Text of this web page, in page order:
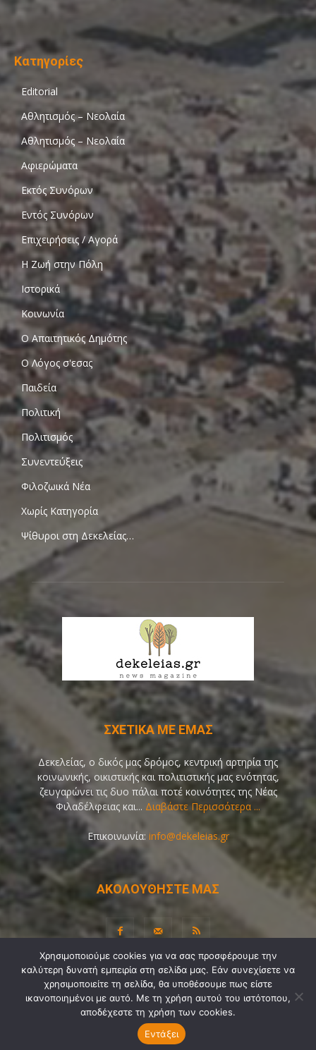
Κατηγορίες
Editorial
Αθλητισμός – Νεολαία
Αθλητισμός – Νεολαία
Αφιερώματα
Εκτός Συνόρων
Εντός Συνόρων
Επιχειρήσεις / Αγορά
Η Ζωή στην Πόλη
Ιστορικά
Κοινωνία
Ο Απαιτητικός Δημότης
Ο Λόγος σ'εσας
Παιδεία
Πολιτική
Πολιτισμός
Συνεντεύξεις
Φιλοζωικά Νέα
Χωρίς Κατηγορία
Ψίθυροι στη Δεκελείας…
ΣΧΕΤΙΚΑ ΜΕ ΕΜΑΣ
Δεκελείας, ο δικός μας δρόμος, κεντρική αρτηρία της
κοινωνικής, οικιστικής και πολιτιστικής μας ενότητας,
ζευγαρώνει τις δυο πάλαι ποτέ κοινότητες της Νέας
Φιλαδέλφειας και... Διαβάστε Περισσότερα ...
Επικοινωνία: info@dekeleias.gr
ΑΚΟΛΟΥΘΗΣΤΕ ΜΑΣ
Διαύγεια Λίγα Λόγια για Εμάς
Επικοινωνία
Όροι Χρήσης
Προσωπικά Δεδομένα
Sitemap
Ψηφοφορίες
© Copyright 2021-2026 by Dekeleias.gr
Χρησιμοποιούμε cookies για να σας προσφέρουμε την
καλύτερη δυνατή εμπειρία στη σελίδα μας. Εάν συνεχίσετε να
χρησιμοποιείτε τη σελίδα, θα υποθέσουμε πως είστε
ικανοποιημένοι με αυτό. Με τη χρήση αυτού του ιστότοπου,
αποδέχεστε τη χρήση των cookies.
Εντάξει